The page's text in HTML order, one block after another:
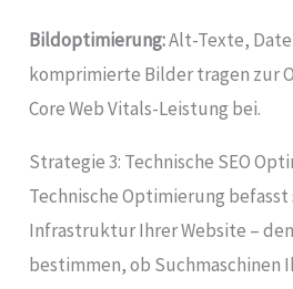
Bildoptimierung:Alt-Texte,
komprimierte Bilder tragen zur
Core Web Vitals-Leistung bei.
Strategie 3: Technische SEO
Technische Optimierung
Infrastruktur Ihrer Website –
bestimmen, ob Suchmaschinen